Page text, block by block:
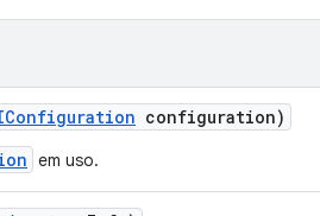
configuration)
em uso.